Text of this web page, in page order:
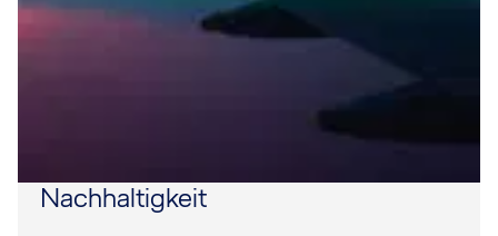
Nachhaltigkeit